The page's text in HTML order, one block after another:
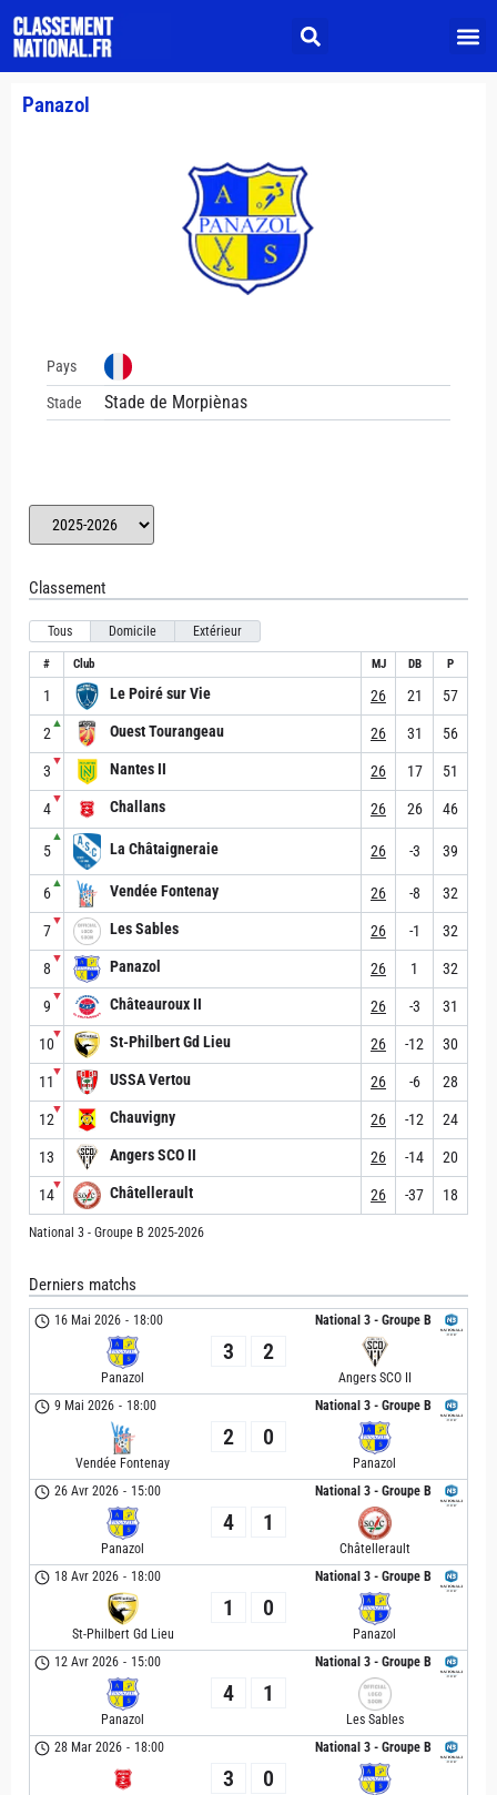
Panazol
Pays
Stade Stade de Morpiènas
Classement
Tous Domicile Extérieur
# Club MJ DB P
1 Le Poiré sur Vie 26 21 57
2
▲ Ouest Tourangeau 26 31 56
3
▼ Nantes II 26 17 51
4
▼ Challans 26 26 46
5
▲
La Châtaigneraie 26 -3 39
6
▲ Vendée Fontenay 26 -8 32
7
▼ Les Sables 26 -1 32
8
▼ Panazol 26 1 32
9
▼ Châteauroux II 26 -3 31
10
▼ St-Philbert Gd Lieu 26 -12 30
11
▼ USSA Vertou 26 -6 28
12
▼ Chauvigny 26 -12 24
13 Angers SCO II 26 -14 20
14
▼ Châtellerault 26 -37 18
National 3 - Groupe B 2025-2026
Derniers matchs
National 3 - Groupe B
16 Mai 2026 - 18:00
Panazol
3 2
Angers SCO II
National 3 - Groupe B
9 Mai 2026 - 18:00
Vendée Fontenay
2 0
Panazol
National 3 - Groupe B
26 Avr 2026 - 15:00
Panazol
4 1
Châtellerault
National 3 - Groupe B
18 Avr 2026 - 18:00
St-Philbert Gd Lieu
1 0
Panazol
National 3 - Groupe B
12 Avr 2026 - 15:00
Panazol
4 1
Les Sables
National 3 - Groupe B
28 Mar 2026 - 18:00
3 0